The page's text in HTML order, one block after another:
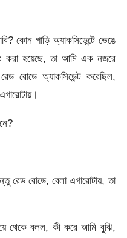
কোন গাড়ি অ্যাকসিডেন্টে ভেঙে
করা হয়েছে, তা আমি এক নজরে
রোডে অ্যাকসিডেন্ট করেছিল,
রেড রোডে, বেলা এগারোটায়, তা
থেকে বলল, কী করে আমি বুঝি,